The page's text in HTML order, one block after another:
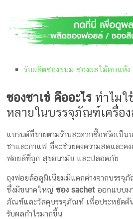
สบู่
รับ
อาหาร
โรงงาน
ผลิต
บรรจุ
ภัณฑ์
รับผลิตซองขนม ซองผลไม้อบแห้ง
ซองซาเช่ คืออะไร ทำไมใ
หลายในบรรจุภัณฑ์เครื่อง
แบรนด์ที่ขายตามร้านสะดวกซื้อหรือเป็น
ชาและกาแฟ ที่จะช่วยคงความสดและค
ฟอยล์ที่ถูก สุขอนามัย และปลอดภัย
ถุงฟอยล์อลูมิเนียมมีแตกต่างจากบรรจุ
ซึ่งมีขนาดใหญ่ซอง sachet ออกแบบม
ภัณฑ์และวัสดุบรรจุภัณฑ์ เพื่อประหยัดต้
รับผลกำไรมากขึ้น